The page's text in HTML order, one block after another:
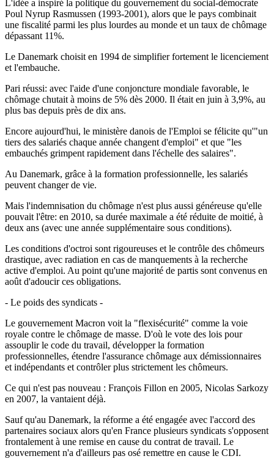
L'idée a inspiré la politique du gouvernement du social-démocrate
Poul Nyrup Rasmussen (1993-2001), alors que le pays combinait
une fiscalité parmi les plus lourdes au monde et un taux de chômage
dépassant 11%.
Le Danemark choisit en 1994 de simplifier fortement le licenciement
et l'embauche.
Pari réussi: avec l'aide d'une conjoncture mondiale favorable, le
chômage chutait à moins de 5% dès 2000. Il était en juin à 3,9%, au
plus bas depuis près de dix ans.
Encore aujourd'hui, le ministère danois de l'Emploi se félicite qu'"un
tiers des salariés chaque année changent d'emploi" et que "les
embauchés grimpent rapidement dans l'échelle des salaires".
Au Danemark, grâce à la formation professionnelle, les salariés
peuvent changer de vie.
Mais l'indemnisation du chômage n'est plus aussi généreuse qu'elle
pouvait l'être: en 2010, sa durée maximale a été réduite de moitié, à
deux ans (avec une année supplémentaire sous conditions).
Les conditions d'octroi sont rigoureuses et le contrôle des chômeurs
drastique, avec radiation en cas de manquements à la recherche
active d'emploi. Au point qu'une majorité de partis sont convenus en
août d'adoucir ces obligations.
- Le poids des syndicats -
Le gouvernement Macron voit la "flexisécurité" comme la voie
royale contre le chômage de masse. D'où le vote des lois pour
assouplir le code du travail, développer la formation
professionnelles, étendre l'assurance chômage aux démissionnaires
et indépendants et contrôler plus strictement les chômeurs.
Ce qui n'est pas nouveau : François Fillon en 2005, Nicolas Sarkozy
en 2007, la vantaient déjà.
Sauf qu'au Danemark, la réforme a été engagée avec l'accord des
partenaires sociaux alors qu'en France plusieurs syndicats s'opposent
frontalement à une remise en cause du contrat de travail. Le
gouvernement n'a d'ailleurs pas osé remettre en cause le CDI.